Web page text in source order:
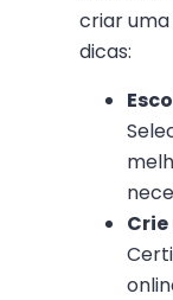
criar uma
dicas: